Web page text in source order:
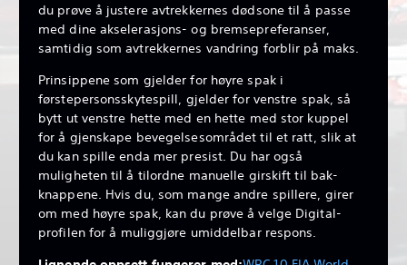
du prøve å justere avtrekkernes dødsone til å passe
med dine akselerasjons- og bremsepreferanser,
samtidig som avtrekkernes vandring forblir på maks.
Prinsippene som gjelder for høyre spak i
førstepersonsskytespill, gjelder for venstre spak, så
bytt ut venstre hette med en hette med stor kuppel
for å gjenskape bevegelsesområdet til et ratt, slik at
du kan spille enda mer presist. Du har også
muligheten til å tilordne manuelle girskift til bak-
knappene. Hvis du, som mange andre spillere, girer
om med høyre spak, kan du prøve å velge Digital-
profilen for å muliggjøre umiddelbar respons.